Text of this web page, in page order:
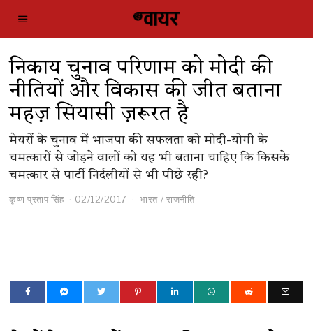
निकाय चुनाव परिणाम को मोदी की
नीतियों और विकास की जीत बताना
महज़ सियासी ज़रूरत है
मेयरों के चुनाव में भाजपा की सफलता को मोदी-योगी के
चमत्कारों से जोड़ने वालों को यह भी बताना चाहिए कि किसके
चमत्कार से पार्टी निर्दलीयों से भी पीछे रही?
कृष्ण प्रताप सिंह 02/12/2017 भारत / राजनीति